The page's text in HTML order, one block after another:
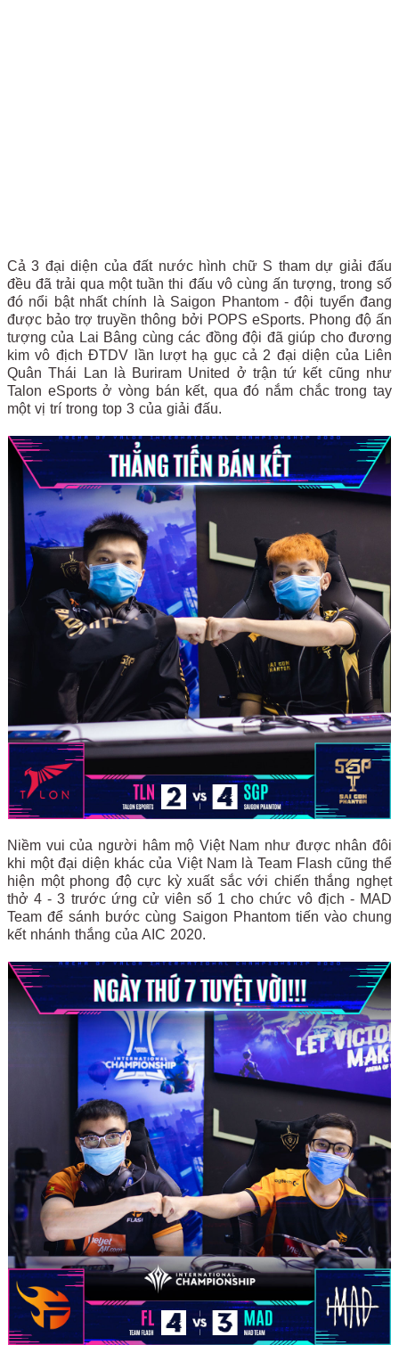
Cả 3 đại diện của đất nước hình chữ S tham dự giải đấu
đều đã trải qua một tuần thi đấu vô cùng ấn tượng, trong số
đó nổi bật nhất chính là Saigon Phantom - đội tuyển đang
được bảo trợ truyền thông bởi POPS eSports. Phong độ ấn
tượng của Lai Bâng cùng các đồng đội đã giúp cho đương
kim vô địch ĐTDV lần lượt hạ gục cả 2 đại diện của Liên
Quân Thái Lan là Buriram United ở trận tứ kết cũng như
Talon eSports ở vòng bán kết, qua đó nắm chắc trong tay
một vị trí trong top 3 của giải đấu.
Niềm vui của người hâm mộ Việt Nam như được nhân đôi
khi một đại diện khác của Việt Nam là Team Flash cũng thể
hiện một phong độ cực kỳ xuất sắc với chiến thắng nghẹt
thở 4 - 3 trước ứng cử viên số 1 cho chức vô địch - MAD
Team để sánh bước cùng Saigon Phantom tiến vào chung
kết nhánh thắng của AIC 2020.